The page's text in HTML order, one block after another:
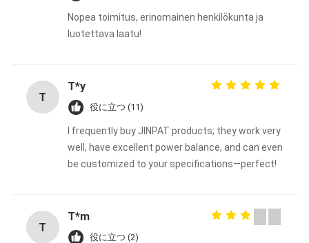
Nopea toimitus, erinomainen henkilökunta ja
luotettava laatu!
T
T*y
役に立つ (11)
I frequently buy JINPAT products; they work very
well, have excellent power balance, and can even
be customized to your specifications—perfect!
T
T*m
役に立つ (2)